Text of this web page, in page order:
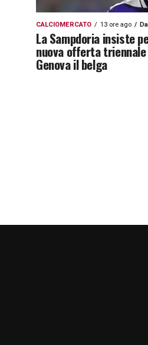
CALCIOMERCATO 13 ore ago
La Sampdoria insiste
nuova offerta
Genova il belga